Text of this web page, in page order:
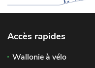
Accès rapides
Wallonie à vélo